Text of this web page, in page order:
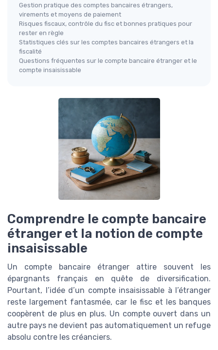
Gestion pratique des comptes bancaires étrangers,
virements et moyens de paiement
Risques fiscaux, contrôle du fisc et bonnes pratiques pour
rester en règle
Statistiques clés sur les comptes bancaires étrangers et la
fiscalité
Questions fréquentes sur le compte bancaire étranger et le
compte insaisissable
Comprendre le compte bancaire
étranger et la notion de compte
insaisissable
Un compte bancaire étranger attire souvent les
épargnants français en quête de diversification.
Pourtant, l’idée d’un compte insaisissable à l’étranger
reste largement fantasmée, car le fisc et les banques
coopèrent de plus en plus. Un compte ouvert dans un
autre pays ne devient pas automatiquement un refuge
absolu contre les créanciers.